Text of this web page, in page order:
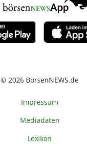
© 2026 BörsenNEWS.de
Impressum
Mediadaten
Lexikon